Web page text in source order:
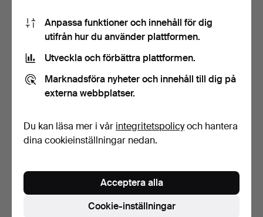
FICKUR, delvis silver,
Helvetia.
6 dagar
Värdering
FICKUR med kedja, stål,
7 dagar
Bevaka sökning
Anpassa funktioner och innehåll för dig
utifrån hur du använder plattformen.
Utveckla och förbättra plattformen.
Marknadsföra nyheter och innehåll till dig på
externa webbplatser.
Du kan läsa mer i vår integritetspolicyoch hantera
dina cookieinställningar nedan.
Cookie-inställningar
Acceptera alla